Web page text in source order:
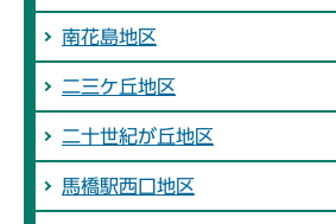
南花島地区
二三ケ丘地区
二十世紀が丘地区
馬橋駅西口地区